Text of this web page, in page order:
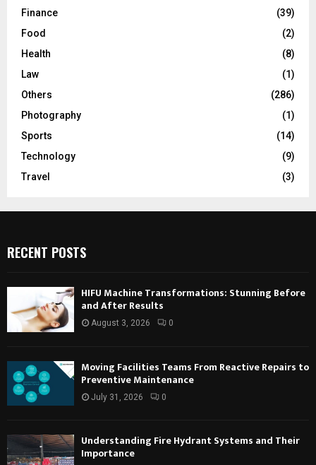
Finance
(39)
Food
(2)
Health
(8)
Law
(1)
Others
(286)
Photography
(1)
Sports
(14)
Technology
(9)
Travel
(3)
RECENT POSTS
HIFU Machine Transformations: Stunning Before
and After Results
August 3, 2026 0
Moving Facilities Teams From Reactive Repairs to
Preventive Maintenance
July 31, 2026 0
Understanding Fire Hydrant Systems and Their
Importance